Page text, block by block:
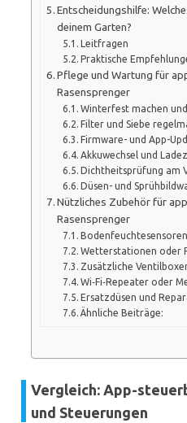
Entscheidungshilfe:
deinem Garten?
Leitfragen
Praktische
Pflege und Wartung für
Rasensprenger
Winterfest machen
Filter und Siebe
Firmware- und App-
Akkuwechsel und
Dichtheitsprüfung am
Düsen- und
Nützliches Zubehör für
Rasensprenger
Bodenfeuchtesensoren
Wetterstationen oder
Zusätzliche
Wi‑Fi‑Repeater oder
Ersatzdüsen und
Ähnliche Beiträge:
Vergleich: App-
und Steuerungen